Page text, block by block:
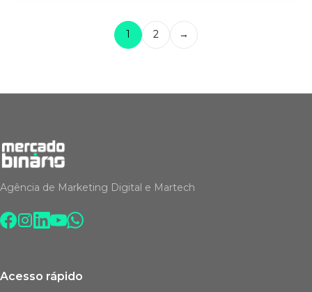
1 2 →
Agência de Marketing Digital e Martech
Acesso rápido